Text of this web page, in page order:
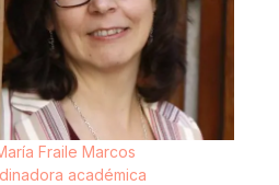
Fraile Marcos
académica